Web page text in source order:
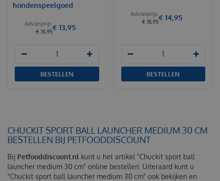
hondenspeelgoed
€ 18,95€ 13,95
BESTELLEN
€ 18,95€ 14,95
BESTELLEN
CHUCKIT SPORT BALL LAUNCHER MEDIUM 30 CM
BESTELLEN BIJ PETFOODDISCOUNT
Bij Petfooddiscount.nl kunt u het artikel "Chuckit sport ball
launcher medium 30 cm" online bestellen. Uiteraard kunt u
"Chuckit sport ball launcher medium 30 cm" ook bekijken en